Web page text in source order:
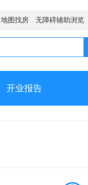
地图找房 无障碍辅助浏览
开业报告